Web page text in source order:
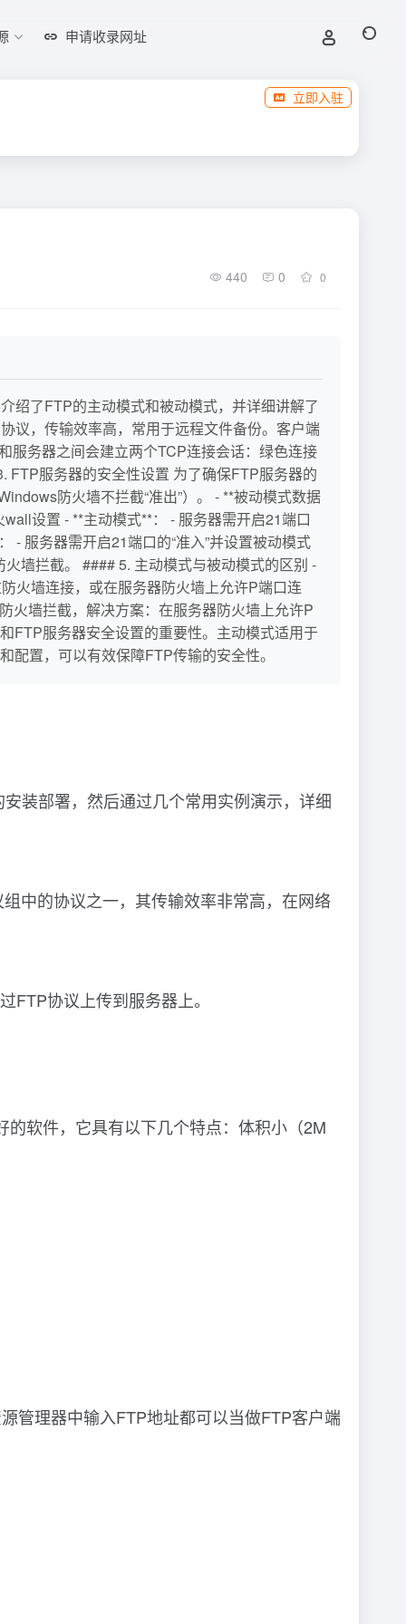
申请收录网址
立即入驻
440 0 0
绍了FTP的主动模式和被动模式，并详细讲解了
议，传输效率高，常用于远程文件备份。客户端
服务器之间会建立两个TCP连接会话：绿色连接
FTP服务器的安全性设置 为了确保FTP服务器的
防火墙不拦截“准出”）。 - **被动模式数据
设置 - **主动模式**： - 服务器需开启21端口
- 服务器需开启21端口的“准入”并设置被动模式
墙拦截。 #### 5. 主动模式与被动模式的区别 -
火墙连接，或在服务器防火墙上允许P端口连
火墙拦截，解决方案：在服务器防火墙上允许P
FTP服务器安全设置的重要性。主动模式适用于
置，可以有效保障FTP传输的安全性。
装部署，然后通过几个常用实例演示，详细
中的协议之一，其传输效率非常高，在网络
协议上传到服务器上。
软件，它具有以下几个特点：体积小（2M
管理器中输入FTP地址都可以当做FTP客户端